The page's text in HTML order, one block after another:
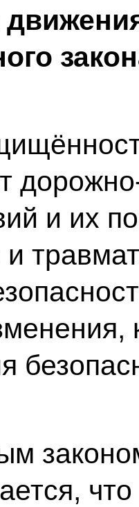
и их
и